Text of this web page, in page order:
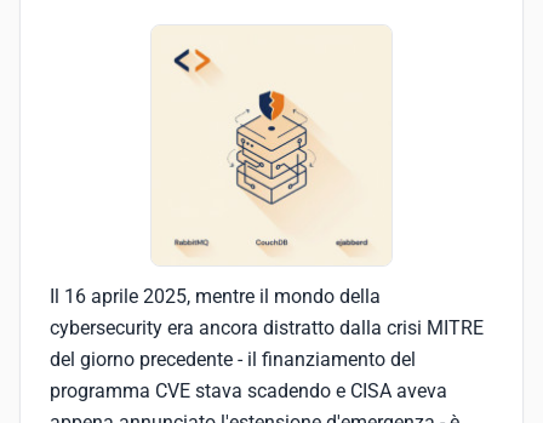
Il 16 aprile 2025, mentre il mondo della
cybersecurity era ancora distratto dalla crisi MITRE
del giorno precedente - il finanziamento del
programma CVE stava scadendo e CISA aveva